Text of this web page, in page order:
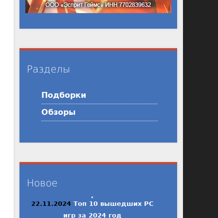
Разделы
Подборки
Обзоры
Новое
22.11.2024 Топ 10 вышедших PC
игр за 2024 год